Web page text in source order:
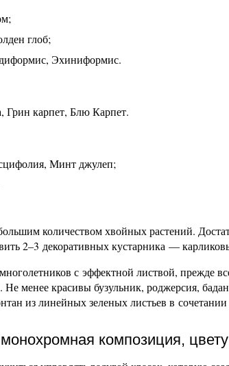
глоб;
Эхиниформис.
Грин карпет, Блю Карпет.
Минт джулеп;
количеством хвойных растений.
2–3 декоративных кустарника —
с эффектной листвой, прежде
Не менее красивы бузульник, роджерсия,
из линейных зеленых листьев в сочетании
композиция,